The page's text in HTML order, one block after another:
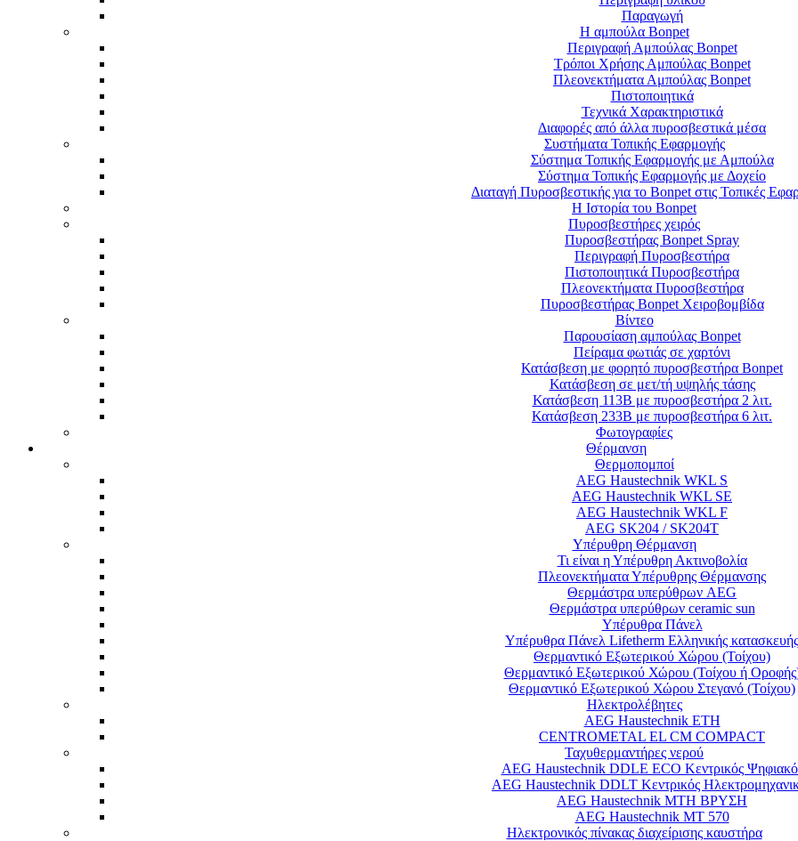
Παραγωγή
Η αμπούλα Bonpet
Περιγραφή Αμπούλας Bonpet
Τρόποι Χρήσης Αμπούλας Bonpet
Πλεονεκτήματα Αμπούλας Bonpet
Πιστοποιητικά
Τεχνικά Χαρακτηριστικά
Διαφορές από άλλα πυροσβεστικά μέσα
Συστήματα Τοπικής Εφαρμογής
Σύστημα Τοπικής Εφαρμογής με Αμπούλα
Σύστημα Τοπικής Εφαρμογής με Δοχείο
Διαταγή Πυροσβεστικής για το Bonpet στις Τοπικές
Η Ιστορία του Bonpet
Πυροσβεστήρες χειρός
Πυροσβεστήρας Bonpet Spray
Περιγραφή Πυροσβεστήρα
Πιστοποιητικά Πυροσβεστήρα
Πλεονεκτήματα Πυροσβεστήρα
Πυροσβεστήρας Bonpet Χειροβομβίδα
Βίντεο
Παρουσίαση αμπούλας Bonpet
Πείραμα φωτιάς σε χαρτόνι
Κατάσβεση με φορητό πυροσβεστήρα Bonpet
Κατάσβεση σε μετ/τή υψηλής τάσης
Κατάσβεση 113Β με πυροσβεστήρα 2 λιτ.
Κατάσβεση 233Β με πυροσβεστήρα 6 λιτ.
Φωτογραφίες
Θέρμανση
Θερμοπομποί
AEG Haustechnik WKL S
AEG Haustechnik WKL SE
AEG Haustechnik WKL F
AEG SK204 / SK204T
Υπέρυθρη Θέρμανση
Τι είναι η Υπέρυθρη Ακτινοβολία
Πλεονεκτήματα Υπέρυθρης Θέρμανσης
Θερμάστρα υπερύθρων AEG
Θερμάστρα υπερύθρων ceramic sun
Υπέρυθρα Πάνελ
Υπέρυθρα Πάνελ Lifetherm Ελληνικής κατασκευής
Θερμαντικό Εξωτερικού Χώρου (Τοίχου)
Θερμαντικό Εξωτερικού Χώρου (Τοίχου ή
Θερμαντικό Εξωτερικού Χώρου Στεγανό (Τοίχου)
Ηλεκτρολέβητες
AEG Haustechnik ETH
CENTROMETAL EL CM COMPACT
Ταχυθερμαντήρες νερού
AEG Haustechnik DDLE ECO Κεντρικός
AEG Haustechnik DDLT Κεντρικός
AEG Haustechnik MTH ΒΡΥΣΗ
AEG Haustechnik MT 570
Ηλεκτρονικός πίνακας διαχείρισης καυστήρα